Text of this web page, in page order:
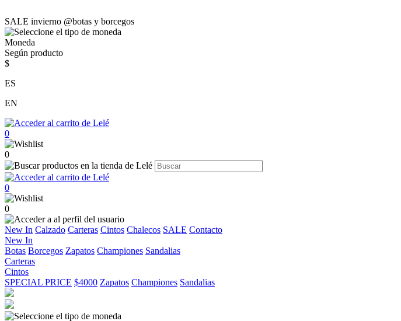
SALE invierno @botas y borcegos
Moneda
Según producto
$
ES
EN
0
0
0
0
New In Calzado Carteras Cintos Chalecos SALE Contacto
New In
Botas Borcegos Zapatos Championes Sandalias
Carteras
Cintos
SPECIAL PRICE $4000 Zapatos Championes Sandalias